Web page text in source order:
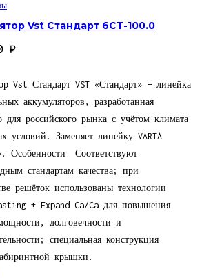
Vst Стандарт 6СТ-100.0
₽
Vst Стандарт VST «Стандарт» — линейка
аккумуляторов, разработанная
для российского рынка с учётом климата
условий. Заменяет линейку VARTA
Особенности: Соответствуют
стандартам качества; при
решёток использованы технологии
+ Expand Ca/Ca для повышения
долговечности и
специальная конструкция
крышки.